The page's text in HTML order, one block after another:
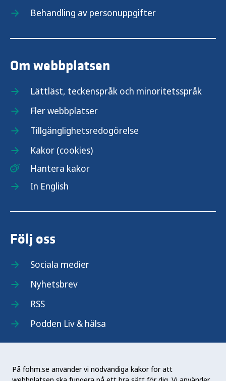
På fohm.se använder vi nödvändiga kakor för att
Behandling av personuppgifter
Om webbplatsen
Lättläst, teckenspråk och minoritetsspråk
Fler webbplatser
Tillgänglighetsredogörelse
Kakor (cookies)
Hantera kakor
In English
Följ oss
Sociala medier
Nyhetsbrev
RSS
Podden Liv & hälsa